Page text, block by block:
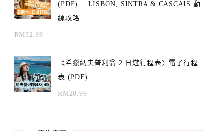
(PDF) ─ LISBON, SINTRA & CASCAIS 動
線攻略
RM32.99
《希臘納夫普利翁 2 日遊行程表》電子行程
表 (PDF)
RM20.99